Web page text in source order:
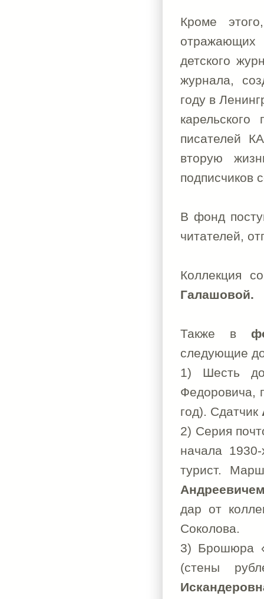
Кроме
отражающих
детского
журнала,
году в
писателей
вторую
подписчиков
В фонд
читателей,
Коллекция
Галашовой.
Также в
следующие
1) Шесть
Федоровича,
год). Сдатчик
2) Серия
начала
турист.
дар от
Соколова.
3) Брошюра
(стены